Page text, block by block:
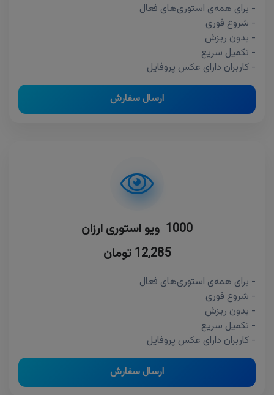
- برای همه‌ی استوری‌های فعال
- شروع فوری
- بدون ریزش
- تکمیل سریع
- کاربران دارای عکس پروفایل
ارسال سفارش
1000 ویو استوری ارزان
12,285 تومان
- برای همه‌ی استوری‌های فعال
- شروع فوری
- بدون ریزش
- تکمیل سریع
- کاربران دارای عکس پروفایل
ارسال سفارش